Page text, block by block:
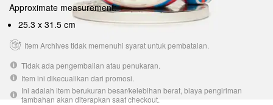
Approximate measurement:
25.3 x 31.5 cm
Item Archives tidak memenuhi syarat untuk pembatalan.
Tidak ada pengembalian atau penukaran.
Item ini dikecualikan dari promosi.
Ini adalah item berukuran besar/kelebihan berat, biaya pengiriman
tambahan akan diterapkan saat checkout.